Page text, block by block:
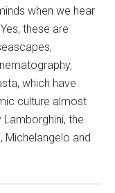
when we hear
these are
which have
culture almost
the
Michelangelo and